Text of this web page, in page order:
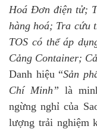
Hoá Đơn điện tử;
hàng hoá; Tra
TOS có thể áp
Cảng Container;
Danh hiệu “Sản
Chí Minh” là
ngừng nghỉ của
lượng trải nghiệm